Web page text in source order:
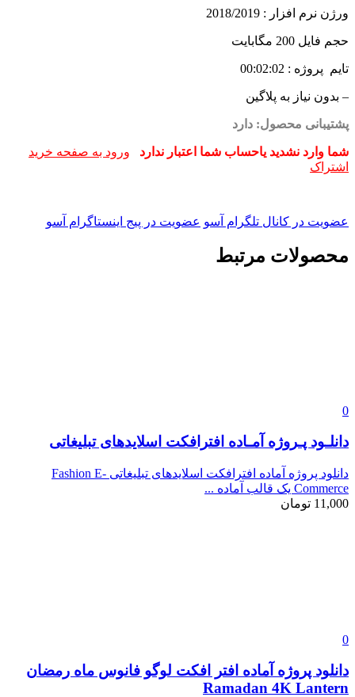
ورژن نرم افزار : 2018/2019
حجم فایل 200 مگابایت
تایم پروژه : 00:02:02
– بدون نیاز به پلاگین
پشتیبانی محصول: دارد
شما وارد نشدید یاحساب شما اعتبار ندارد
ورود به صفحه خرید
اشتراک
عضویت در کانال تلگرام آسو عضویت در پیج اینستاگرام آسو
محصولات مرتبط
0
دانلـود پـروژه آمـاده افترافکت اسلایدهای تبلیغاتی
دانلود پروژه آماده افترافکت اسلایدهای تبلیغاتی Fashion E-
Commerce یک قالب آماده ...
11,000 تومان
0
دانلود پروژه آماده افتر افکت لوگو فانوس ماه رمضان
Ramadan 4K Lantern